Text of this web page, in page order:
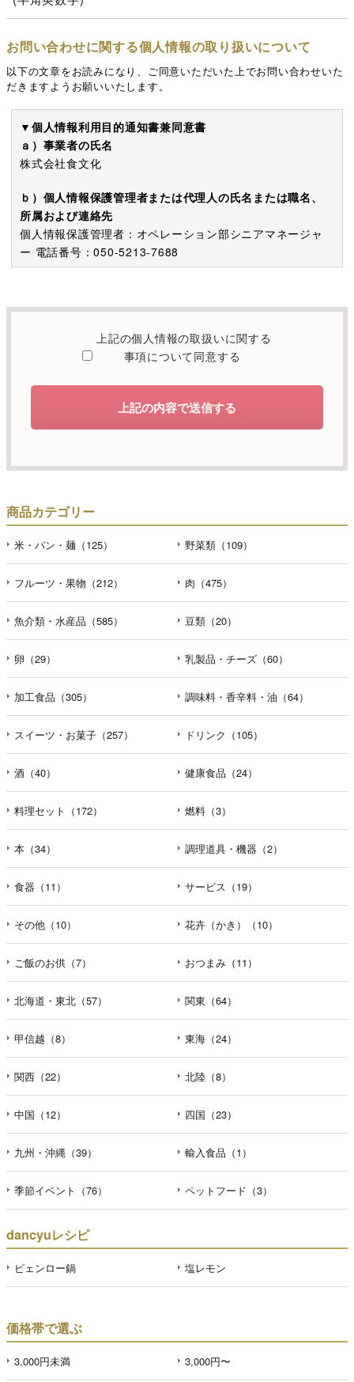
お問い合わせに関する個人情報の取り扱いについて
以下の文章をお読みになり、ご同意いただいた上でお問い合わせいた
だきますようお願いいたします。
▼個人情報利用目的通知書兼同意書
ａ）事業者の氏名
株式会社食文化
ｂ）個人情報保護管理者または代理人の氏名または職名、
所属および連絡先
個人情報保護管理者：オペレーション部シニアマネージャ
ー 電話番号：050-5213-7688
本お問い合わせフォームでご提供いただく個人情報は、お
関する情報を電子メールや電話等でご提供するために利用
d）個人情報を第三者に提供することが予定される場合の事
本人の同意がある場合または法令に基づく場合を除き、取
定の水準に達していると認めた委託者に業務委託の目的で
f）開示対象個人情報の開示等および問合せ窓口について
ご本人からの求めにより、当社が保有する開示対象個人情
報の利用目的の通知・開示・内容の訂正・追加または削
除・利用の停止・消去および第三者への提供の停止（「開
示等」といいます。）に応じます。開示等のお問合せは下
記の連絡先までお願い致します。
g）本人が個人情報を与えることの任意性及び当該情報を与
個人情報の提供は任意と致しますが、当社が依頼する情報
の提供がない場合、内容が正確でない場合はサービスの提
供やご対応等に支障をきたす可能性がございますのでご了
承下さい。
h）弊社は、弊社のウェブサイトへのアクセス状況につい
て、アクセスログ、Cookie（クッキー）等を用いて管理し
ています。これらには、お客様のお名前、ご住所、電話番
号、電子メールアドレスなど、お客様を特定する個人情報
は一切含まれておりません。
個人情報に関する問合わせ窓口
個人情報保護管理者：オペレーション部シニアマネージャ
ー
〒106-0044 東京都港区東麻布一丁目２７番１号 東麻布食
文化ビル４階
ＴＥＬ：050-5213-7688
ＦＡＸ：047-401-6847
上記の個人情報の取扱いに関する
事項について同意する
上記の内容で送信する
商品カテゴリー
米・パン・麺（125） 野菜類（109）
フルーツ・果物（212） 肉（475）
魚介類・水産品（585） 豆類（20）
卵（29） 乳製品・チーズ（60）
加工食品（305） 調味料・香辛料・油（64）
スイーツ・お菓子（257） ドリンク（105）
酒（40） 健康食品（24）
料理セット（172） 燃料（3）
本（34） 調理道具・機器（2）
食器（11） サービス（19）
その他（10） 花卉（かき）（10）
ご飯のお供（7） おつまみ（11）
北海道・東北（57） 関東（64）
甲信越（8） 東海（24）
関西（22） 北陸（8）
中国（12） 四国（23）
九州・沖縄（39） 輸入食品（1）
季節イベント（76） ペットフード（3）
dancyuレシピ
ピェンロー鍋 塩レモン
価格帯で選ぶ
3,000円未満 3,000円〜